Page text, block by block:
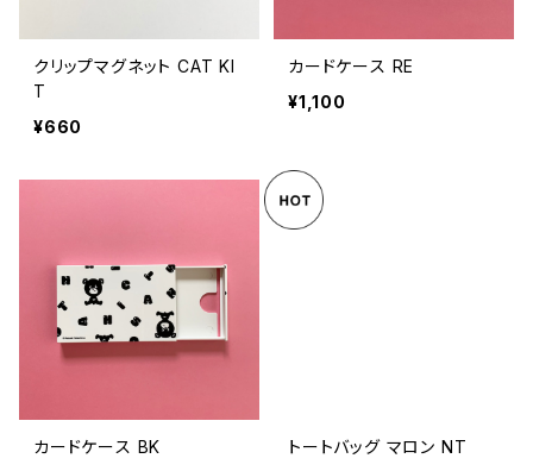
クリップマグネット CAT KI
T
¥660
カードケース RE
¥1,100
カードケース BK
トートバッグ マロン NT